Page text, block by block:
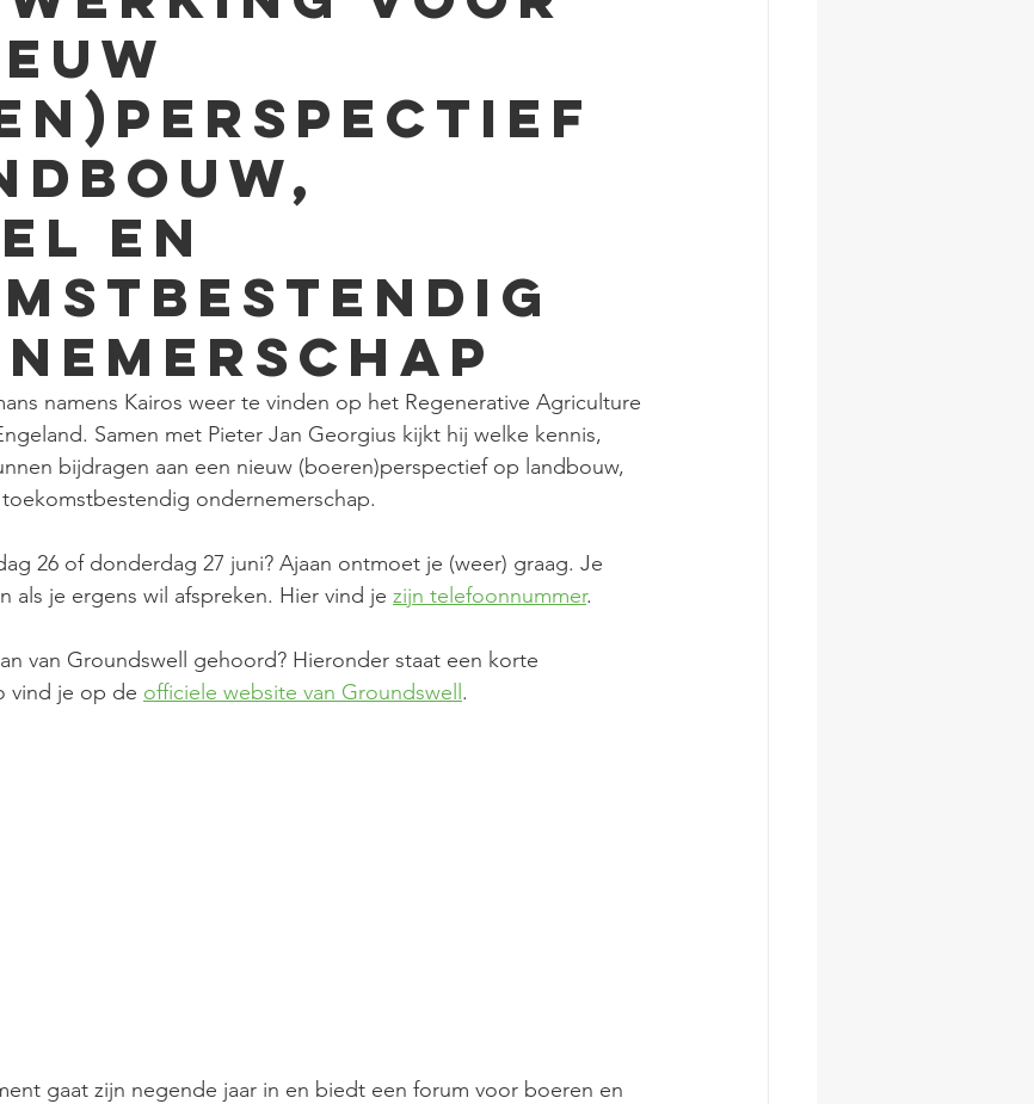
en
namens Kairos weer te vinden op het Regenerative Agriculture
Samen met Pieter Jan Georgius kijkt hij welke kennis,
bijdragen aan een nieuw (boeren)perspectief op landbouw,
ondernemerschap.
26 of donderdag 27 juni? Ajaan ontmoet je (weer) graag. Je
als je ergens wil afspreken. Hier vind je zijn telefoonnummer.
van Groundswell gehoord? Hieronder staat een korte
vind je op de officiele website van Groundswell .
gaat zijn negende jaar in en biedt een forum voor boeren en